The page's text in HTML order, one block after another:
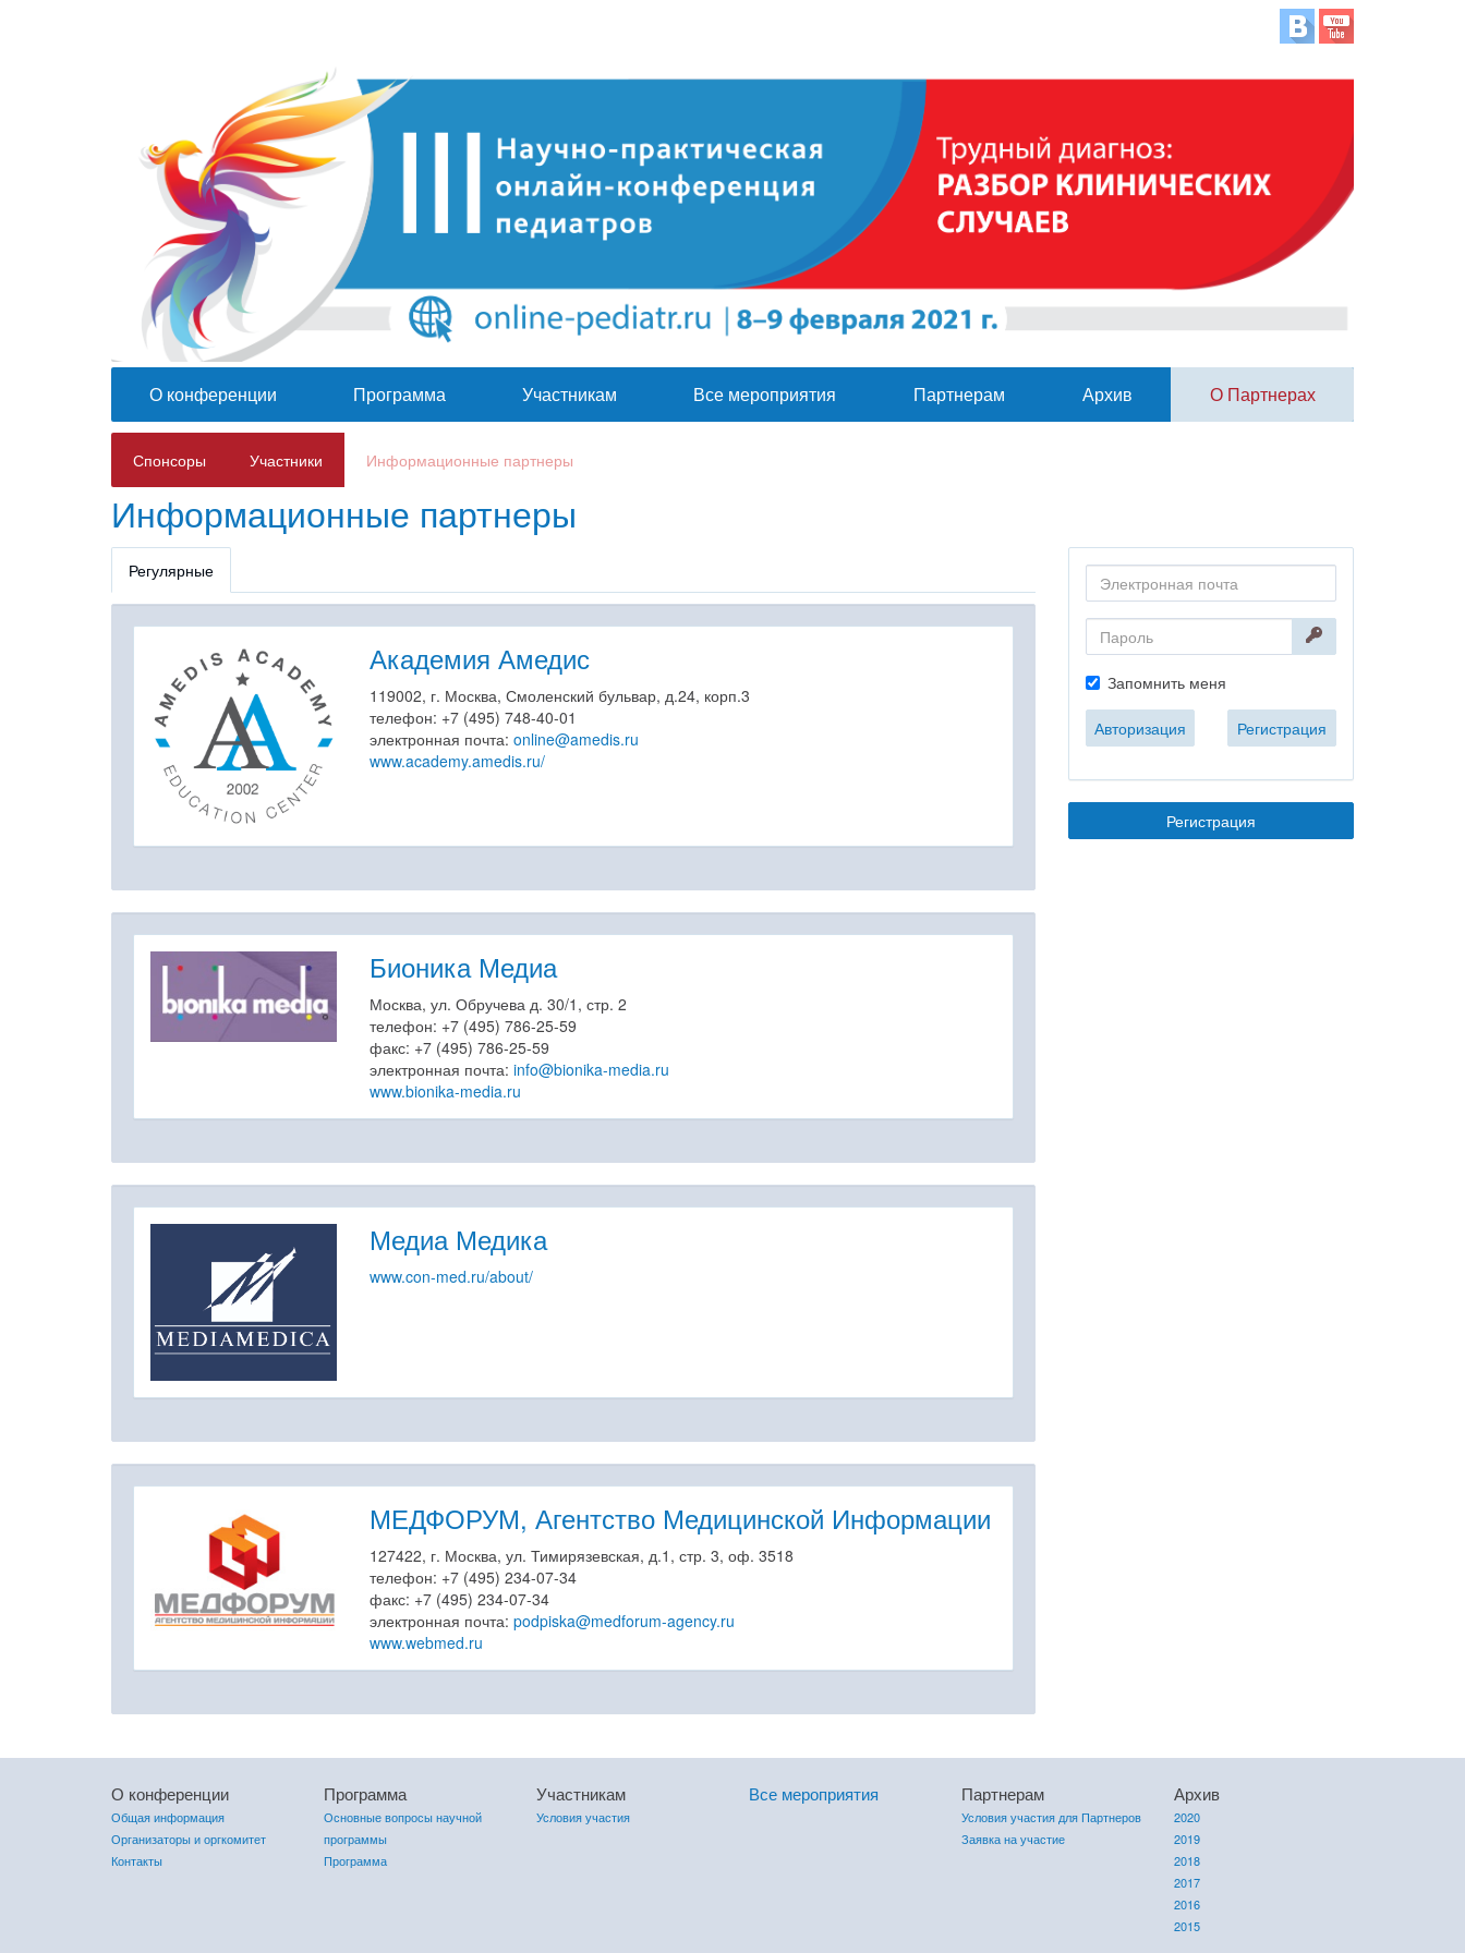
О конференции Программа Участникам Все мероприятия Партнерам Архив О Партнерах
Спонсоры Участники Информационные партнеры
Информационные партнеры
Регулярные
Академия Амедис
119002, г. Москва, Смоленский бульвар, д.24, корп.3
телефон: +7 (495) 748-40-01
электронная почта:online@amedis.ru
www.academy.amedis.ru/
Бионика Медиа
Москва, ул. Обручева д. 30/1, стр. 2
телефон: +7 (495) 786-25-59
факс: +7 (495) 786-25-59
электронная почта:info@bionika-media.ru
www.bionika-media.ru
Медиа Медика
www.con-med.ru/about/
МЕДФОРУМ, Агентство Медицинской Информации
127422, г. Москва, ул. Тимирязевская, д.1, стр. 3, оф. 3518
телефон: +7 (495) 234-07-34
факс: +7 (495) 234-07-34
электронная почта:podpiska@medforum-agency.ru
www.webmed.ru
Запомнить меня
Авторизация Регистрация
Регистрация
О конференции
Общая информация
Организаторы и оргкомитет
Контакты
Программа
Основные вопросы научной
программы
Программа
Участникам
Условия участия
Все мероприятия Партнерам
Условия участия для Партнеров
Заявка на участие
Архив
2020
2019
2018
2017
2016
2015